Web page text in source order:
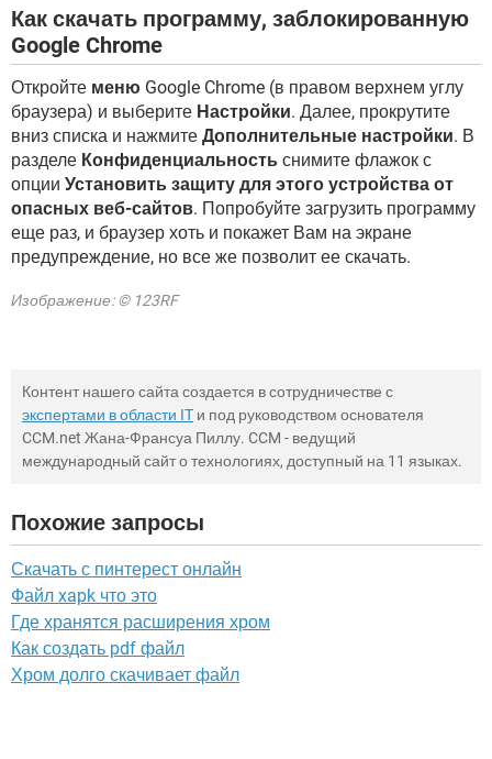
Как скачать программу, заблокированную
Google Chrome
Откройте меню Google Chrome (в правом верхнем углу
браузера) и выберите Настройки. Далее, прокрутите
вниз списка и нажмите Дополнительные настройки. В
разделе Конфиденциальность снимите флажок с
опции Установить защиту для этого устройства от
опасных веб-сайтов. Попробуйте загрузить программу
еще раз, и браузер хоть и покажет Вам на экране
предупреждение, но все же позволит ее скачать.
Изображение: © 123RF
Контент нашего сайта создается в сотрудничестве с
экспертами в области IT и под руководством основателя
CCM.net Жана-Франсуа Пиллу. CCM - ведущий
международный сайт о технологиях, доступный на 11 языках.
Похожие запросы
Скачать с пинтерест онлайн
Файл xapk что это
Где хранятся расширения хром
Как создать pdf файл
Хром долго скачивает файл